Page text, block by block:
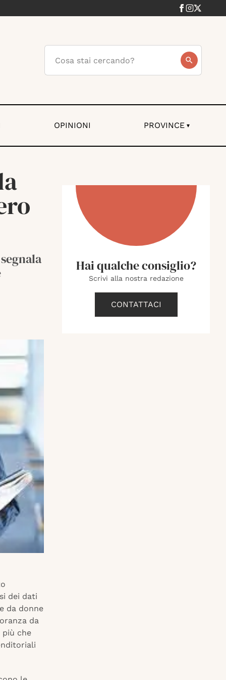
OPINIONI PROVINCE ▾
dei dati
da donne
da
più che
Hai qualche consiglio?
Scrivi alla nostra redazione
CONTATTACI